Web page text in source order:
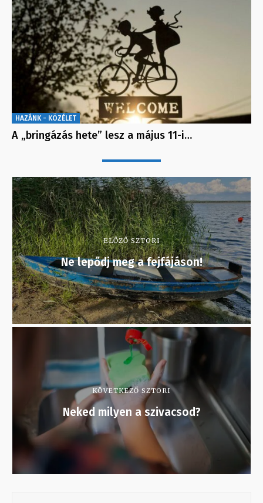
HAZÁNK - KÖZÉLET
A „bringázás hete” lesz a május 11-i…
ELŐZŐ SZTORI
Ne lepődj meg a fejfájáson!
KÖVETKEZŐ SZTORI
Neked milyen a szivacsod?